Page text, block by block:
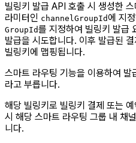
빌링키 발급 API 호출 시 생성한
라미터인 channelGroupId에 지
GroupId를 지정하여 빌링키 발급
발급을 시도합니다. 이후 발급된
빌링키에 맵핑됩니다.
스마트 라우팅 기능을 이용하여 발
라고 부릅니다.
해당 빌링키로 빌링키 결제 또는
시 해당 스마트 라우팅 그룹 내 채
니다.